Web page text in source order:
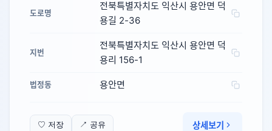
도로명
전북특별자치도 익산시 용안면 덕
용길 2-36
지번
전북특별자치도 익산시 용안면 덕
용리 156-1
법정동 용안면
♡ 저장 ↗ 공유 상세보기